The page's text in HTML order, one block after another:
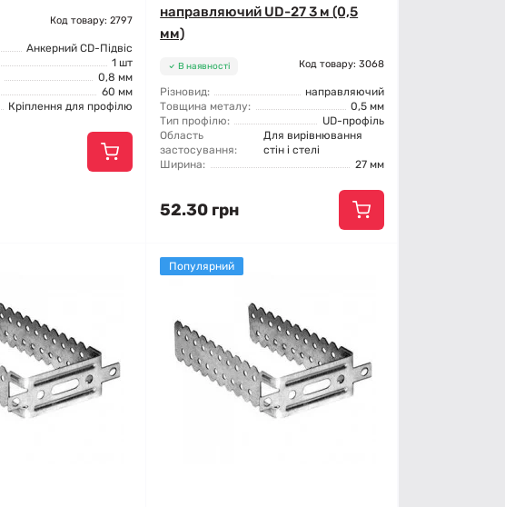
Код товару: 2797
Анкерний CD-Підвіс
1 шт
0,8 мм
60 мм
Кріплення для профілю
направляючий UD-27 3 м (0,5
мм)
В наявності Код товару: 3068
Різновид:
направляючий
Товщина металу:
0,5 мм
Тип профілю:
UD-профіль
Область
застосування:
Для вирівнювання
стін і стелі
Ширина:
27 мм
52.30 грн
Популярний